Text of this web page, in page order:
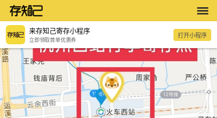
来存知己寄存小程序
立即领取首单优惠券
打开小程序